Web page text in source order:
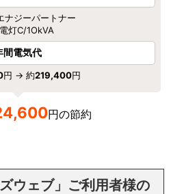
ナジーパートナー
灯C/1OkVA
間電気代
円 → 約219,400円
円の節約
ウェブ」ご利用者様の